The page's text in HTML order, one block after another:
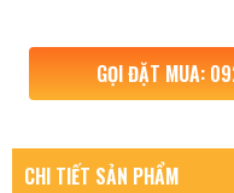
GỌI ĐẶT MUA:
CHI TIẾT SẢN PHẨM